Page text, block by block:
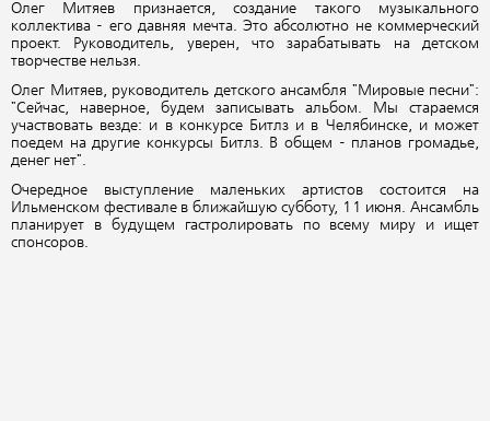
Олег Митяев признается, создание такого музыкального
коллектива - его давняя мечта. Это абсолютно не коммерческий
проект. Руководитель, уверен, что зарабатывать на детском
творчестве нельзя.
Олег Митяев, руководитель детского ансамбля "Мировые песни":
"Сейчас, наверное, будем записывать альбом. Мы стараемся
участвовать везде: и в конкурсе Битлз и в Челябинске, и может
поедем на другие конкурсы Битлз. В общем - планов громадье,
денег нет".
Очередное выступление маленьких артистов состоится на
Ильменском фестивале в ближайшую субботу, 11 июня. Ансамбль
планирует в будущем гастролировать по всему миру и ищет
спонсоров.